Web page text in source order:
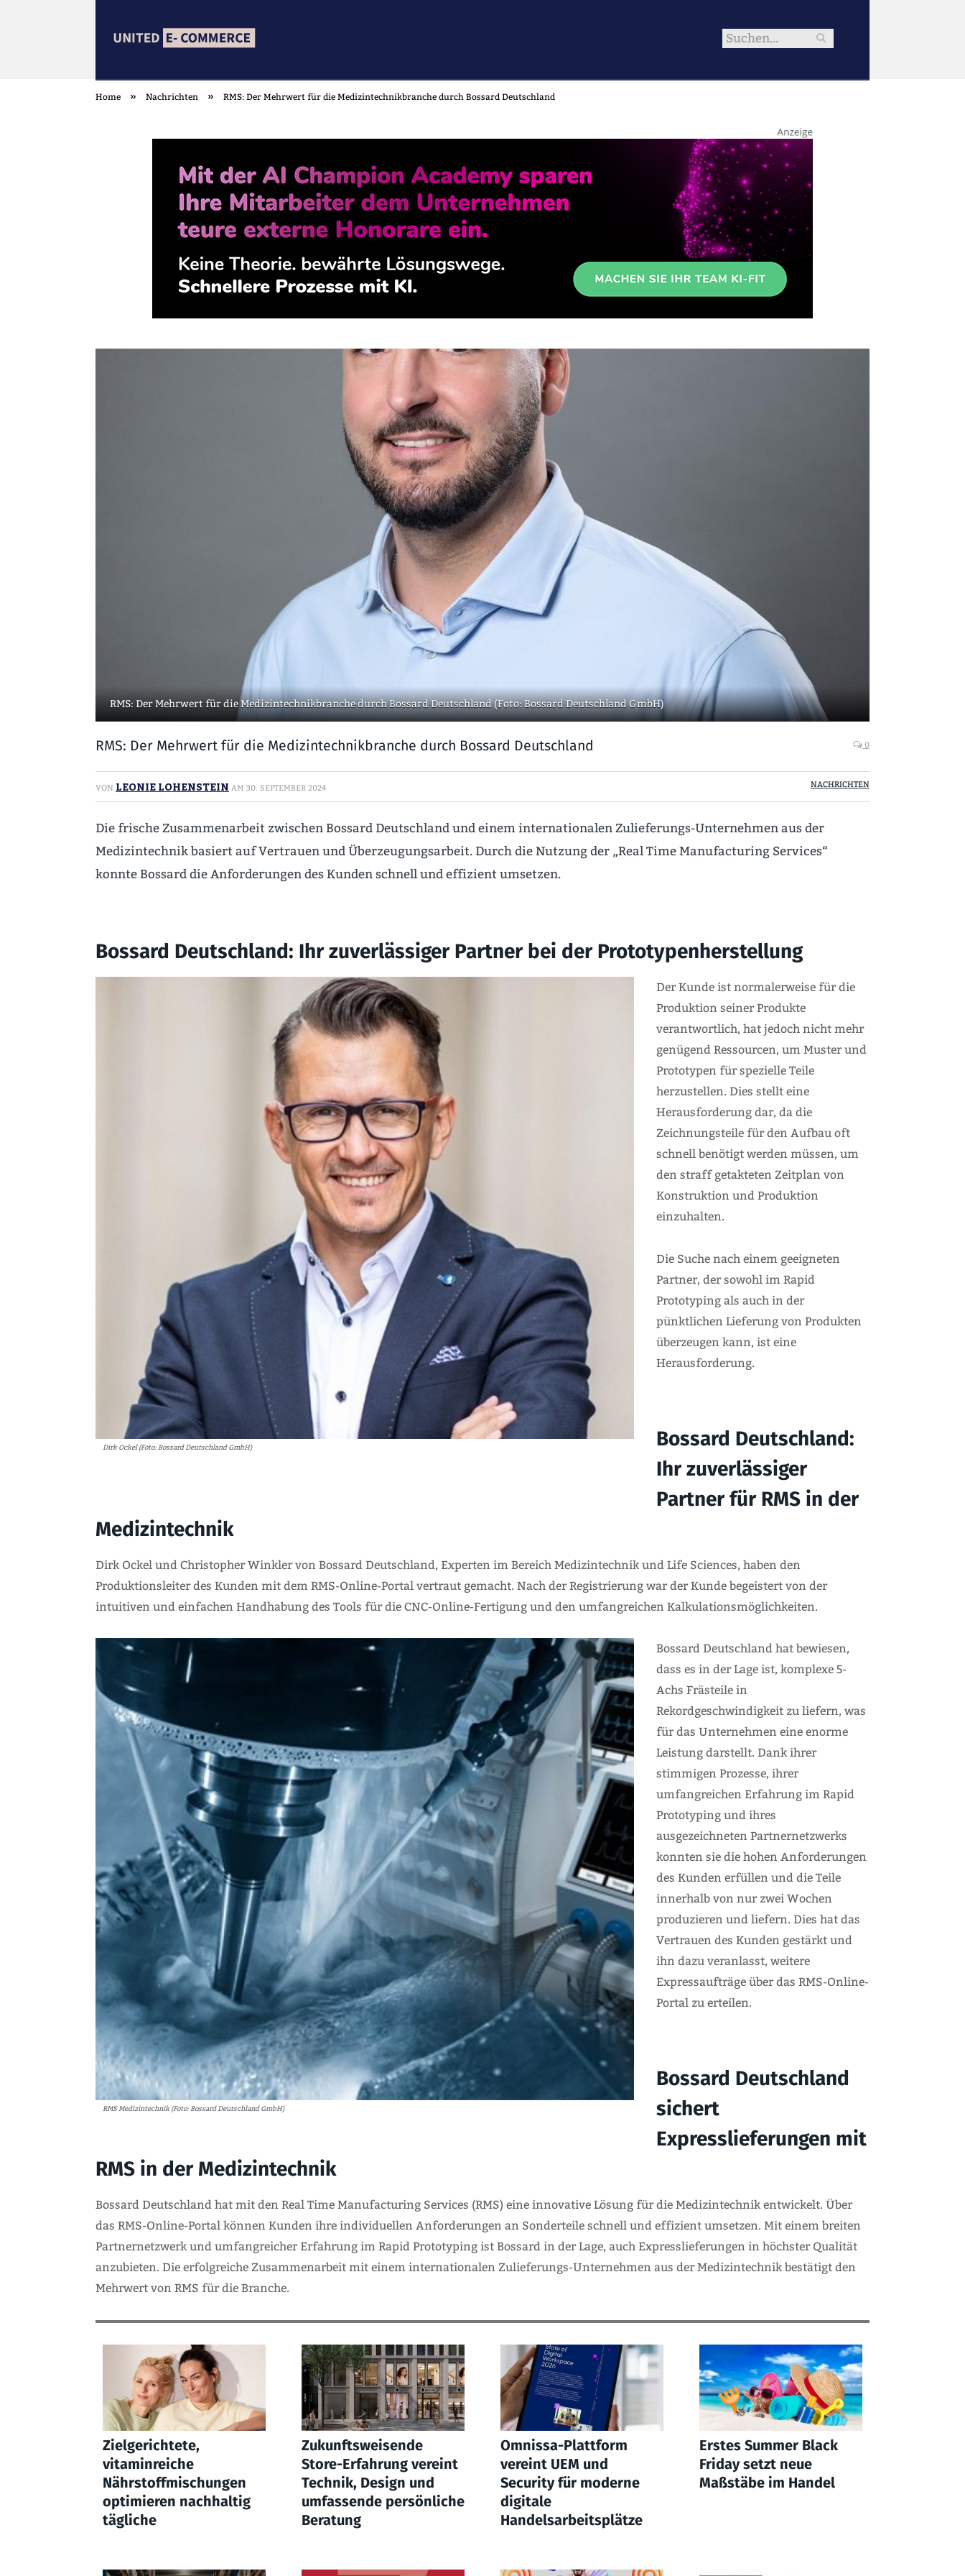
Home » Nachrichten » RMS: Der Mehrwert für die Medizintechnikbranche durch Bossard Deutschland
RMS: Der Mehrwert für die Medizintechnikbranche durch Bossard Deutschland (Foto: Bossard Deutschland GmbH)
RMS: Der Mehrwert für die Medizintechnikbranche durch Bossard Deutschland 0
VON LEONIE LOHENSTEIN AM 30. SEPTEMBER 2024 NACHRICHTEN
Die frische Zusammenarbeit zwischen Bossard Deutschland und einem internationalen Zulieferungs-Unternehmen aus der
Medizintechnik basiert auf Vertrauen und Überzeugungsarbeit. Durch die Nutzung der „Real Time Manufacturing Services“
konnte Bossard die Anforderungen des Kunden schnell und effizient umsetzen.
Bossard Deutschland: Ihr zuverlässiger Partner bei der Prototypenherstellung
Dirk Ockel (Foto: Bossard Deutschland GmbH)
Der Kunde ist normalerweise für die
Produktion seiner Produkte
verantwortlich, hat jedoch nicht mehr
genügend Ressourcen, um Muster und
Prototypen für spezielle Teile
herzustellen. Dies stellt eine
Herausforderung dar, da die
Zeichnungsteile für den Aufbau oft
schnell benötigt werden müssen, um
den straff getakteten Zeitplan von
Konstruktion und Produktion
einzuhalten.
Die Suche nach einem geeigneten
Partner, der sowohl im Rapid
Prototyping als auch in der
pünktlichen Lieferung von Produkten
überzeugen kann, ist eine
Herausforderung.
Bossard Deutschland:
Ihr zuverlässiger
Partner für RMS in der
Medizintechnik
Dirk Ockel und Christopher Winkler von Bossard Deutschland, Experten im Bereich Medizintechnik und Life Sciences, haben den
Produktionsleiter des Kunden mit dem RMS-Online-Portal vertraut gemacht. Nach der Registrierung war der Kunde begeistert von der
intuitiven und einfachen Handhabung des Tools für die CNC-Online-Fertigung und den umfangreichen Kalkulationsmöglichkeiten.
RMS Medizintechnik (Foto: Bossard Deutschland GmbH)
Bossard Deutschland hat bewiesen,
dass es in der Lage ist, komplexe 5-
Achs Frästeile in
Rekordgeschwindigkeit zu liefern, was
für das Unternehmen eine enorme
Leistung darstellt. Dank ihrer
stimmigen Prozesse, ihrer
umfangreichen Erfahrung im Rapid
Prototyping und ihres
ausgezeichneten Partnernetzwerks
konnten sie die hohen Anforderungen
des Kunden erfüllen und die Teile
innerhalb von nur zwei Wochen
produzieren und liefern. Dies hat das
Vertrauen des Kunden gestärkt und
ihn dazu veranlasst, weitere
Expressaufträge über das RMS-Online-
Portal zu erteilen.
Bossard Deutschland
sichert
Expresslieferungen mit
RMS in der Medizintechnik
Bossard Deutschland hat mit den Real Time Manufacturing Services (RMS) eine innovative Lösung für die Medizintechnik entwickelt. Über
das RMS-Online-Portal können Kunden ihre individuellen Anforderungen an Sonderteile schnell und effizient umsetzen. Mit einem breiten
Partnernetzwerk und umfangreicher Erfahrung im Rapid Prototyping ist Bossard in der Lage, auch Expresslieferungen in höchster Qualität
anzubieten. Die erfolgreiche Zusammenarbeit mit einem internationalen Zulieferungs-Unternehmen aus der Medizintechnik bestätigt den
Mehrwert von RMS für die Branche.
Zielgerichtete,
vitaminreiche
Nährstoffmischungen
optimieren nachhaltig
tägliche
Zukunftsweisende
Store-Erfahrung vereint
Technik, Design und
umfassende persönliche
Beratung
Omnissa-Plattform
vereint UEM und
Security für moderne
digitale
Handelsarbeitsplätze
Erstes Summer Black
Friday setzt neue
Maßstäbe im Handel